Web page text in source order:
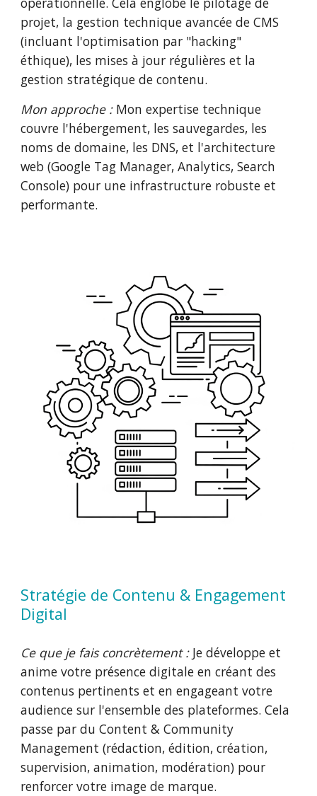
projet, la gestion technique avancée de CMS
(incluant l'optimisation par "hacking"
éthique), les mises à jour régulières et la
gestion stratégique de contenu.
Mon approche :Mon expertise technique
couvre l'hébergement, les sauvegardes, les
noms de domaine, les DNS, et l'architecture
web (Google Tag Manager, Analytics, Search
Console) pour une infrastructure robuste et
performante.
Stratégie de Contenu & Engagement
Digital
Ce que je fais concrètement :Je développe et
anime votre présence digitale en créant des
contenus pertinents et en engageant votre
audience sur l'ensemble des plateformes. Cela
passe par du Content & Community
Management (rédaction, édition, création,
supervision, animation, modération) pour
renforcer votre image de marque.